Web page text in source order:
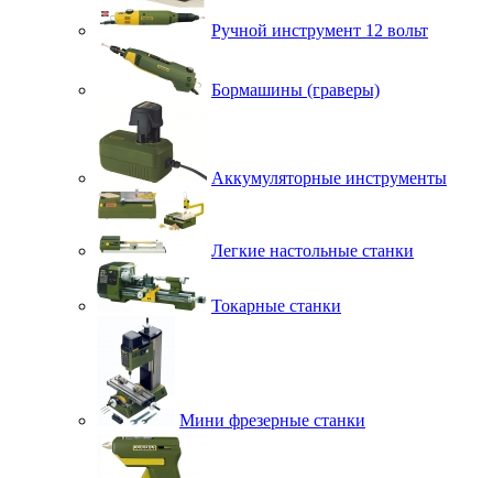
Ручной инструмент 12 вольт
Бормашины (граверы)
Аккумуляторные инструменты
Легкие настольные станки
Токарные станки
Мини фрезерные станки